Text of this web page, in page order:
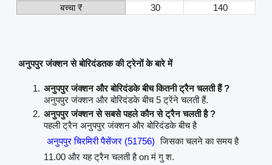
बच्चा ₹
30 140
अनुपपुर जंक्शन से बोरिदंडतक की ट्रेनों के बारे में
अनुपपुर जंक्शन और बोरिदंडके बीच कितनी ट्रैन चलती हैं ?
अनुपपुर जंक्शन और बोरिदंडके बीच 5 ट्रेंने चलती हैं.
अनुपपुर जंक्शन से सबसे पहले कौन से ट्रैन चलती है ?
पहली ट्रैन अनुपपुर जंक्शन और बोरिदंडके बीच है
अनुपपुर चिरमिरी पैसेंजर (51756) जिसका चलने का समय है
11.00 और यह ट्रैन चलती है on मं गु श.